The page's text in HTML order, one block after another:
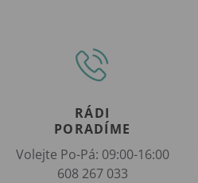
RÁDI
PORADÍME
Volejte Po-Pá: 09:00-16:00
608 267 033